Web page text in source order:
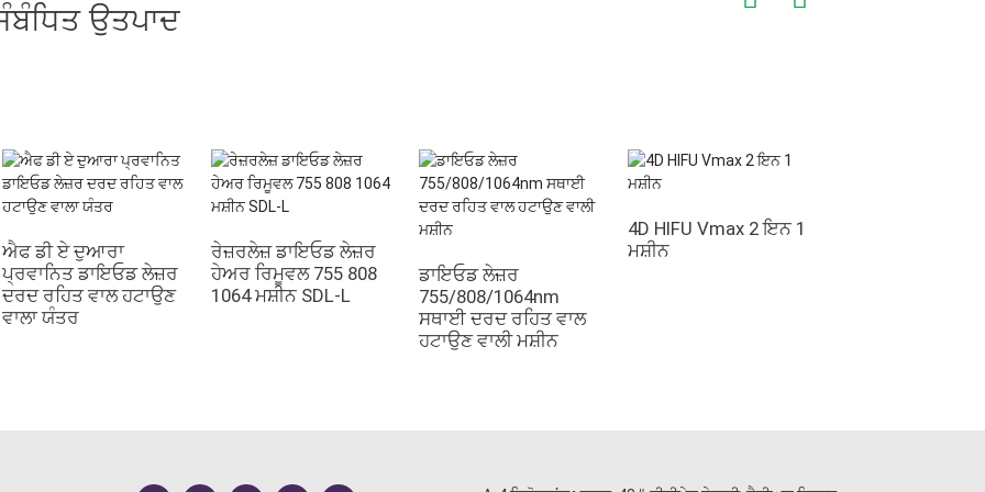
ਉਤਪਾਦ
ਐਫ ਡੀ ਏ ਦੁਆਰਾ
ਪ੍ਰਵਾਨਿਤ ਡਾਇਓਡ ਲੇਜ਼ਰ
ਦਰਦ ਰਹਿਤ ਵਾਲ ਹਟਾਉਣ
ਵਾਲਾ ਯੰਤਰ
ਰੇਜ਼ਰਲੇਜ਼ ਡਾਇਓਡ ਲੇਜ਼ਰ
ਹੇਅਰ ਰਿਮੂਵਲ 755 808
1064 ਮਸ਼ੀਨ SDL-L
ਡਾਇਓਡ ਲੇਜ਼ਰ
755/808/1064nm
ਸਥਾਈ ਦਰਦ ਰਹਿਤ ਵਾਲ
ਹਟਾਉਣ ਵਾਲੀ ਮਸ਼ੀਨ
4D HIFU Vmax 2 ਇਨ 1
ਮਸ਼ੀਨ